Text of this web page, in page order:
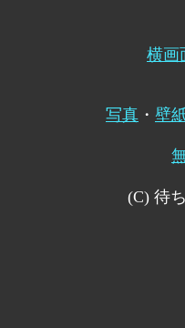
横画
写真 ・ 壁
(C) 待